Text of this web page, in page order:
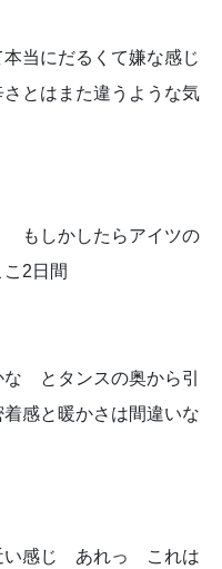
ちらから
当にだるくて嫌な感じ
とはまた違うような気
もしかしたらアイツの
こ2日間
とタンスの奥から引
感と暖かさは間違いな
い感じ あれっ これは